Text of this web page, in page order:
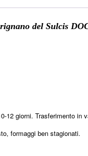
del Sulcis
12 giorni. Trasferimento
formaggi ben stagionati.